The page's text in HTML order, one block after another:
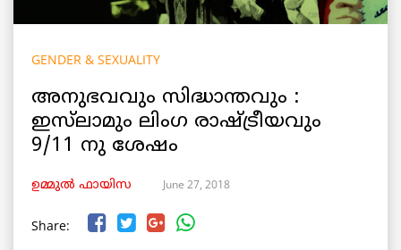
GENDER & SEXUALITY
അനുഭവവും സിദ്ധാന്തവും :
ഇസ്‌ലാമും ലിംഗ രാഷ്ട്രീയവും
9/11 നു ശേഷം
ഉമ്മുല്‍ ഫായിസ June 27, 2018
Share: